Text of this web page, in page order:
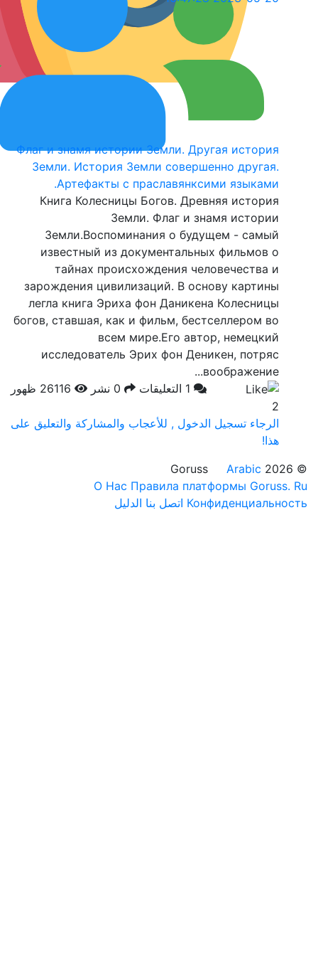
Флаг и знамя истории Земли.
Земли. История Земли
Артефакты с
Книга Колесницы Богов.
Земли. Флаг и
Земли.Воспоминания о
известный из
тайнах происхождения
зарождения цивилизаций. В
легла книга Эриха фон
богов, ставшая, как и фильм,
всем мире.Его
исследователь Эрих фон
26116 ظهور
الدخول , للأعجاب والمشاركة والتعليق على
О НасПравила
اتصل بناالدليل